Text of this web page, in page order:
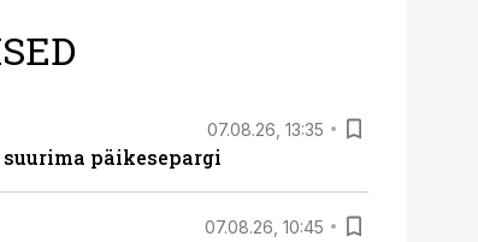
07.08.26, 13:35
päikesepargi
07.08.26, 10:45